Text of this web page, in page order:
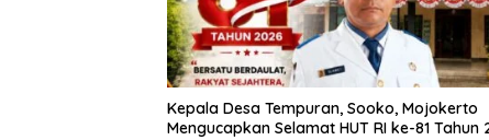
Kepala Desa Tempuran, Sooko, Mojokerto
Mengucapkan Selamat HUT RI ke-81 Tahun